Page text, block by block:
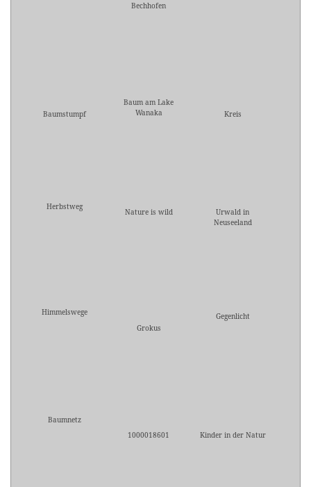
Bechhofen
Baumstumpf
Baum am Lake
Wanaka
Kreis
Herbstweg
Nature is wild
Urwald in
Neuseeland
Himmelswege
Grokus
Gegenlicht
Baumnetz
1000018601
Kinder in der Natur